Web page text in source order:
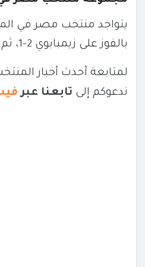
يتواجد منتخب مصر في
بالفوز على زيمبابوي 2-1، ثم تجاوزوا جنوب أفريقيا، على أن يختتموا دور المجموعات بمواجهة أنجولا يوم 29 ديسمبر.
لمتابعة أحدث أخبار
ندعوكم إلى تابعنا عبر